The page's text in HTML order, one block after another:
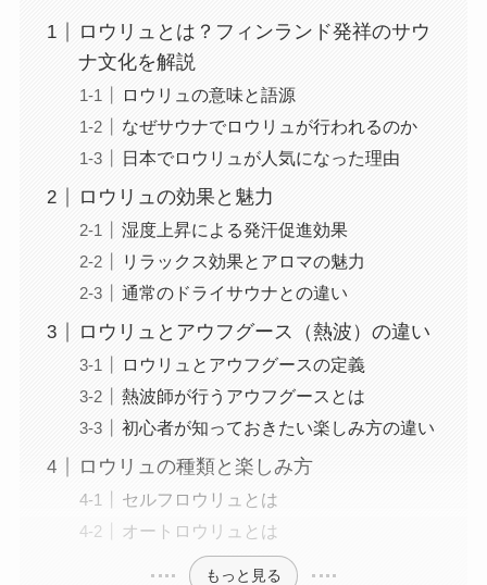
ロウリュとは？フィンランド発祥のサウ
ナ文化を解説
ロウリュの意味と語源
なぜサウナでロウリュが行われるのか
日本でロウリュが人気になった理由
ロウリュの効果と魅力
湿度上昇による発汗促進効果
リラックス効果とアロマの魅力
通常のドライサウナとの違い
ロウリュとアウフグース（熱波）の違い
ロウリュとアウフグースの定義
熱波師が行うアウフグースとは
初心者が知っておきたい楽しみ方の違い
ロウリュの種類と楽しみ方
セルフロウリュとは
オートロウリュとは
もっと見る